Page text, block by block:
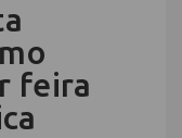
feira